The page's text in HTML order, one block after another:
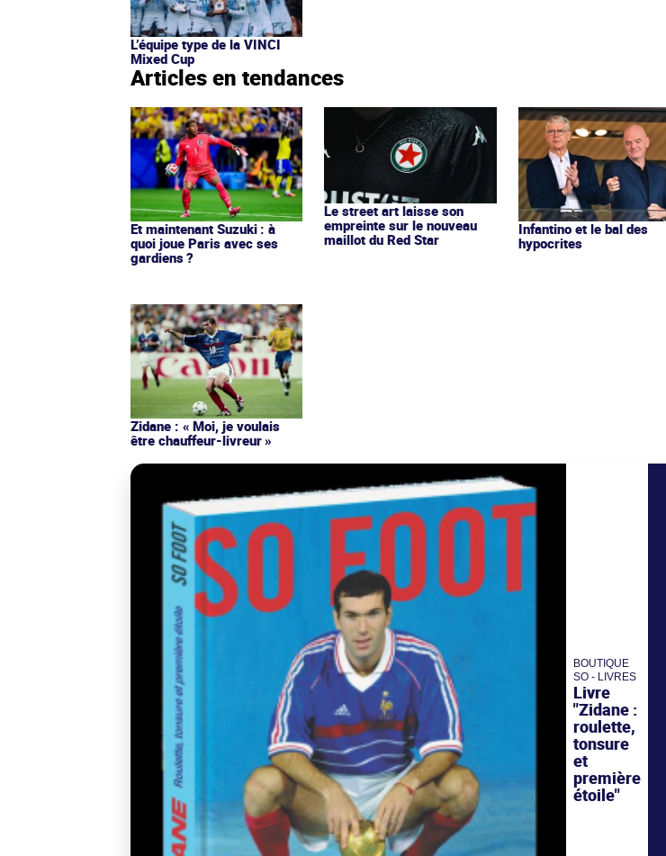
L’équipe type de la VINCI
Mixed Cup
Articles en tendances
Et maintenant Suzuki : à
quoi joue Paris avec ses
gardiens ?
Le street art laisse son
empreinte sur le nouveau
maillot du Red Star
Infantino et le bal des
hypocrites
Zidane : « Moi, je voulais
être chauffeur-livreur »
BOUTIQUE
SO - LIVRES
Livre
"Zidane :
roulette,
tonsure
et
première
étoile"